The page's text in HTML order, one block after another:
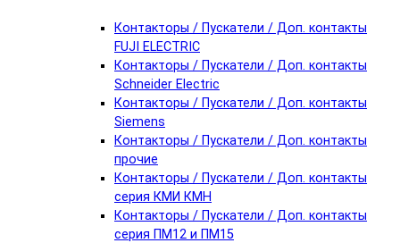
Контакторы / Пускатели / Доп. контакты
FUJI ELECTRIC
Контакторы / Пускатели / Доп. контакты
Schneider Electric
Контакторы / Пускатели / Доп. контакты
Siemens
Контакторы / Пускатели / Доп. контакты
прочие
Контакторы / Пускатели / Доп. контакты
серия КМИ КМН
Контакторы / Пускатели / Доп. контакты
серия ПМ12 и ПМ15